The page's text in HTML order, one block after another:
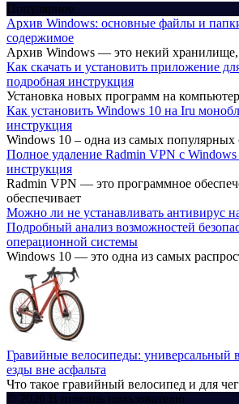
Популярное
Архив Windows: основные файлы и
содержимое
Архив Windows — это некий хранилище,
Как скачать и установить приложение
подробная инструкция
Установка новых программ на
Как установить Windows 10 на Iru
инструкция
Windows 10 – одна из самых
Полное удаление Radmin VPN с
инструкция
Radmin VPN — это программное
обеспечивает
Можно ли не устанавливать антивирус
Подробный анализ возможностей
операционной системы
Windows 10 — это одна из самых
Гравийные велосипеды: универсальный
езды вне асфальта
Что такое гравийный велосипед и для
© 2026 В помощь пользователю